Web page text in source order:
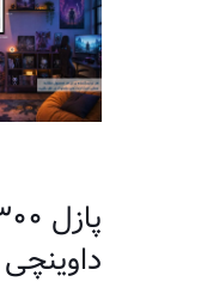
داوینچی